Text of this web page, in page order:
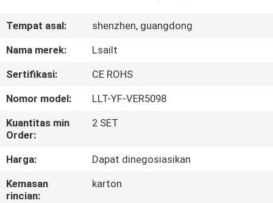
TENTANG
TUR
PABRIK
KONTROL
KUALITAS
Tempat asal:
shenzhen, guangdong
Nama merek:
Lsailt
Sertifikasi:
CE ROHS
Nomor model:
LLT-YF-VER5098
Kuantitas min
Order:
2 SET
Harga:
Dapat dinegosiasikan
Kemasan
rincian:
karton